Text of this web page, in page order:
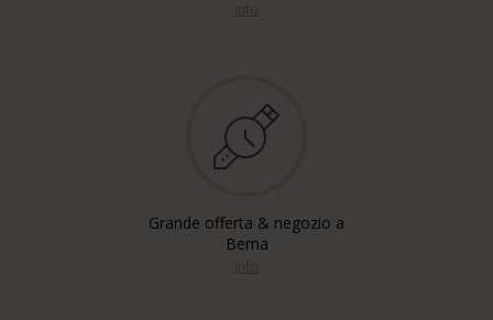
Grande offerta & negozio a
Berna